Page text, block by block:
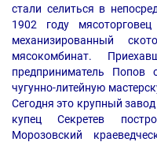
стали селиться в
1902 году
механизированный
мясокомбинат.
предприниматель
чугунно-литейную
Сегодня это крупный
купец Секретев
Морозовский